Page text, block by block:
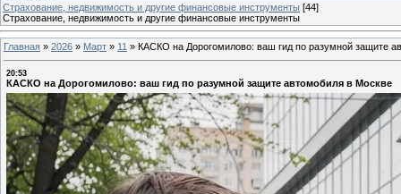
Страхование, недвижимость и другие финансовые инструменты [44]
Страхование, недвижимость и другие финансовые инструменты
Главная » 2026 » Март » 11 » КАСКО на Дорогомилово: ваш гид по разумной защите
20:53
КАСКО на Дорогомилово: ваш гид по разумной защите автомобиля в Москве